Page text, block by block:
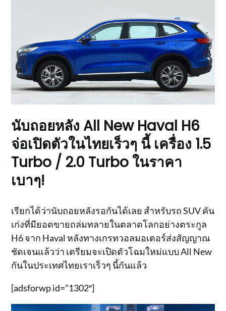
นับถอยหลัง All New Haval H6
จ่อเปิดตัวในไทยเร็วๆ นี้ เครื่อง 1.5
Turbo / 2.0 Turbo ในราคา
เบาๆ!
เรียกได้ว่านับถอยหลังรอกันได้เลย สำหรับรถ SUV คัน
เก่งที่มียอดขายถล่มทลายในตลาดโลกอย่างตระกูล
H6 จาก Haval หลังทางเกรทวอลมอเตอร์ส่งสัญญาณ
ชัดเจนแล้วว่า เตรียมจะเปิดตัวโฉมใหม่แบบ All New
กันในประเทศไทยเราเร็วๆ นี้กันแล้ว
[adsforwp id=”1302″]